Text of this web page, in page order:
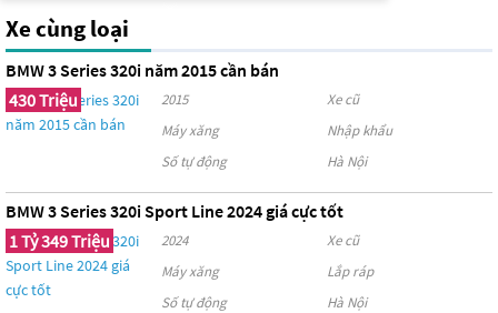
Xe cùng loại
BMW 3 Series 320i năm 2015 cần bán
430 Triệu
2015
Xe cũ
Máy xăng
Nhập khẩu
Số tự động
Hà Nội
BMW 3 Series 320i Sport Line 2024 giá cực tốt
1 Tỷ 349 Triệu
2024
Xe cũ
Máy xăng
Lắp ráp
Số tự động
Hà Nội